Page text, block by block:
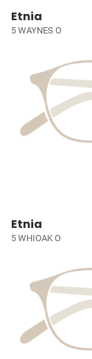
Etnia
5 WAYNES O
Etnia
5 WHIOAK O